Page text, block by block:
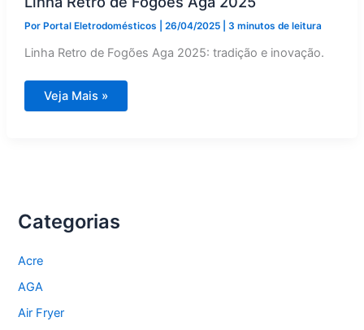
Por Portal Eletrodomésticos 26/04/2025 3 minutos de leitura
Linha Retro de Fogões Aga 2025: tradição e inovação.
Linha
Retro
Veja Mais »
Categorias
Acre
AGA
Air Fryer